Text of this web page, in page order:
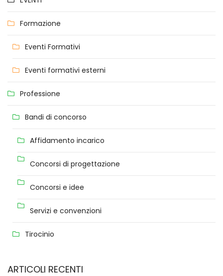
Formazione
Eventi Formativi
Eventi formativi esterni
Professione
Bandi di concorso
Affidamento incarico
Concorsi di progettazione
Concorsi e idee
Servizi e convenzioni
Tirocinio
ARTICOLI RECENTI